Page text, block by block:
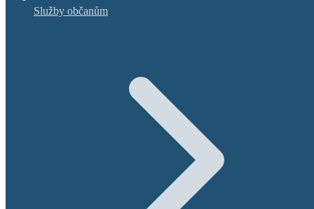
Služby občanům